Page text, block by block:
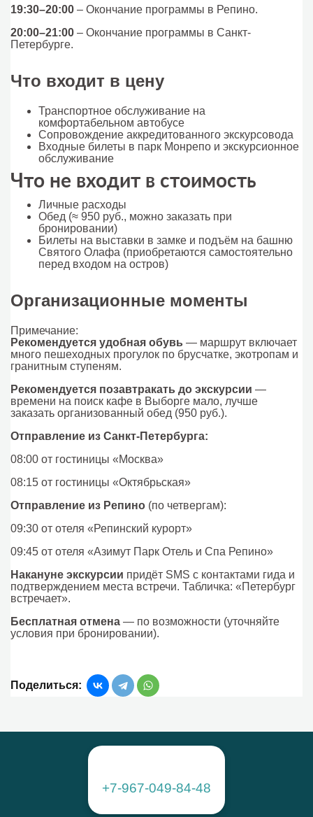
19:30–20:00 – Окончание программы в Репино.
20:00–21:00 – Окончание программы в Санкт-
Петербурге.
Что входит в цену
Транспортное обслуживание на
комфортабельном автобусе
Сопровождение аккредитованного экскурсовода
Входные билеты в парк Монрепо и экскурсионное
обслуживание
Что не входит в стоимость
Личные расходы
Обед (≈ 950 руб., можно заказать при
бронировании)
Билеты на выставки в замке и подъём на башню
Святого Олафа (приобретаются самостоятельно
перед входом на остров)
Организационные моменты
Примечание:
Рекомендуется удобная обувь — маршрут включает
много пешеходных прогулок по брусчатке, экотропам и
гранитным ступеням.
Рекомендуется позавтракать до экскурсии —
времени на поиск кафе в Выборге мало, лучше
заказать организованный обед (950 руб.).
Отправление из Санкт-Петербурга:
08:00 от гостиницы «Москва»
08:15 от гостиницы «Октябрьская»
Отправление из Репино (по четвергам):
09:30 от отеля «Репинский курорт»
09:45 от отеля «Азимут Парк Отель и Спа Репино»
Накануне экскурсии придёт SMS с контактами гида и
подтверждением места встречи. Табличка: «Петербург
встречает».
Бесплатная отмена — по возможности (уточняйте
условия при бронировании).
Поделиться:
+7-967-049-84-48